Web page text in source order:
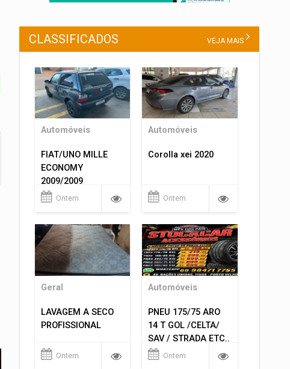
CLASSIFICADOS VEJA MAIS
Automóveis
FIAT/UNO MILLE
ECONOMY
2009/2009
Ontem
Automóveis
Corolla xei 2020
Ontem
Geral
LAVAGEM A SECO
PROFISSIONAL
Ontem
Automóveis
PNEU 175/75 ARO
14 T GOL /CELTA/
SAV / STRADA ETC..
R$ 219,99
Ontem